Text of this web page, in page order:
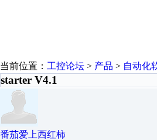
当前位置： 工控论坛 > 产品 > 自动化
starter V4.1
番茄爱上西红柿